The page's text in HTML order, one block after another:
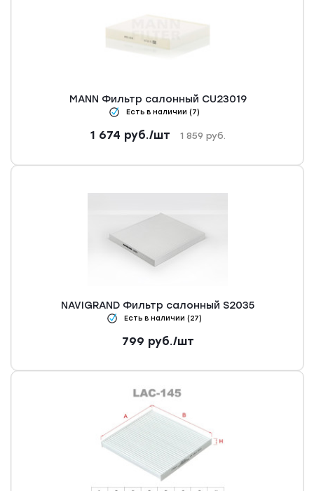
MANN Фильтр салонный CU23019
Есть в наличии (7)
1 674 руб./шт 1 859 руб.
NAVIGRAND Фильтр салонный S2035
Есть в наличии (27)
799 руб./шт